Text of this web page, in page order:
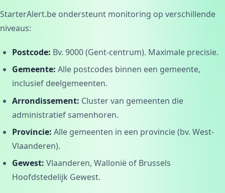
StarterAlert.be ondersteunt monitoring op verschillende
niveaus:
Postcode: Bv. 9000 (Gent-centrum). Maximale precisie.
Gemeente: Alle postcodes binnen een gemeente,
inclusief deelgemeenten.
Arrondissement: Cluster van gemeenten die
administratief samenhoren.
Provincie: Alle gemeenten in een provincie (bv. West-
Vlaanderen).
Gewest: Vlaanderen, Wallonië of Brussels
Hoofdstedelijk Gewest.